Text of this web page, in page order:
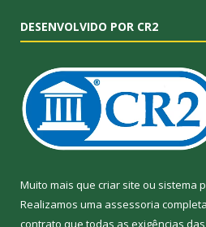
DESENVOLVIDO POR CR2
Muito mais que criar site ou sistema
Realizamos uma assessoria
contrato que todas as exigências das